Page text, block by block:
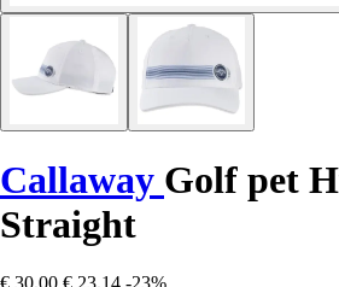
Callaway Golf pet
Straight